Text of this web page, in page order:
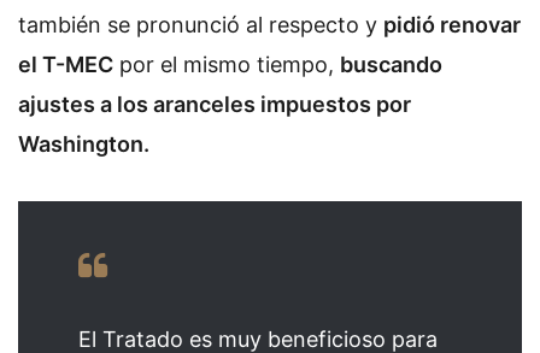
también se pronunció al respecto y pidió renovar
el T-MEC por el mismo tiempo, buscando
ajustes a los aranceles impuestos por
Washington.
El Tratado es muy beneficioso para